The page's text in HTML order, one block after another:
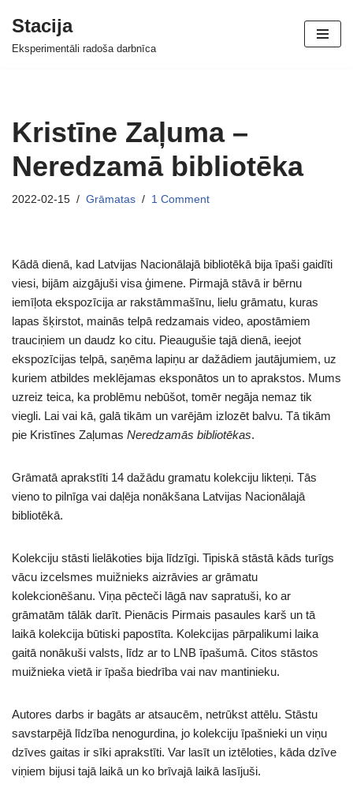
Skip
Stacija
Eksperimentāli radoša darbnīca
Kristīne Zaļuma –
Neredzamā bibliotēka
2022-02-15 Grāmatas 1 Comment
Kādā dienā, kad Latvijas Nacionālajā bibliotēkā bija īpaši gaidīti
viesi, bijām aizgājuši visa ģimene. Pirmajā stāvā ir bērnu
iemīļota ekspozīcija ar rakstāmmašīnu, lielu grāmatu, kuras
lapas šķirstot, mainās telpā redzamais video, apostāmiem
trauciņiem un daudz ko citu. Pieaugušie tajā dienā, ieejot
ekspozīcijas telpā, saņēma lapiņu ar dažādiem jautājumiem, uz
kuriem atbildes meklējamas eksponātos un to aprakstos. Mums
uzreiz teica, ka problēmu nebūšot, tomēr negāja nemaz tik
viegli. Lai vai kā, galā tikām un varējām izlozēt balvu. Tā tikām
pie Kristīnes Zaļumas Neredzamās bibliotēkas.
Grāmatā aprakstīti 14 dažādu gramatu kolekciju likteņi. Tās
vieno to pilnīga vai daļēja nonākšana Latvijas Nacionālajā
bibliotēkā.
Kolekciju stāsti lielākoties bija līdzīgi. Tipiskā stāstā kāds turīgs
vācu izcelsmes muižnieks aizrāvies ar grāmatu
kolekcionēšanu. Viņa pēcteči lāgā nav sapratuši, ko ar
grāmatām tālāk darīt. Pienācis Pirmais pasaules karš un tā
laikā kolekcija būtiski papostīta. Kolekcijas pārpalikumi laika
gaitā nonākuši valsts, līdz ar to LNB īpašumā. Citos stāstos
muižnieka vietā ir īpaša biedrība vai nav mantinieku.
Autores darbs ir bagāts ar atsaucēm, netrūkst attēlu. Stāstu
savstarpējā līdzība nenogurdina, jo kolekciju īpašnieki un viņu
dzīves gaitas ir sīki aprakstīti. Var lasīt un iztēloties, kāda dzīve
viņiem bijusi tajā laikā un ko brīvajā laikā lasījuši.